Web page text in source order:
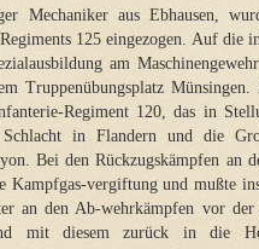
Mechaniker aus Ebhausen,
125 eingezogen. Auf die
am
Truppenübungsplatz
Regiment 120, das in
in Flandern und die
Bei den Rückzugskämpfen an
Kampfgas-vergiftung und mußte
an den Ab-wehrkämpfen vor
mit diesem zurück in die